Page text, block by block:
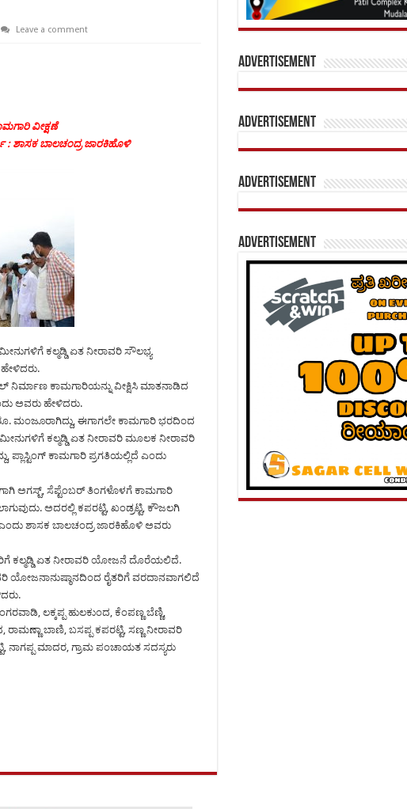
Leave a comment
ವೀಕ್ಷಣೆ
: ಶಾಸಕ ಬಾಲಚಂದ್ರ ಜಾರಕಿಹೊಳಿ
ಕಲ್ಮಡ್ಡಿ ಏತ ನೀರಾವರಿ ಸೌಲಭ್ಯ
ನಿರ್ಮಾಣ ಕಾಮಗಾರಿಯನ್ನು ವೀಕ್ಷಿಸಿ ಮಾತನಾಡಿದ
ಅವರು ಹೇಳಿದರು.
ಮಂಜೂರಾಗಿದ್ದು, ಈಗಾಗಲೇ ಕಾಮಗಾರಿ ಭರದಿಂದ
ಕಲ್ಮಡ್ಡಿ ಏತ ನೀರಾವರಿ ಮೂಲಕ ನೀರಾವರಿ
ಕಾಮಗಾರಿ ಪ್ರಗತಿಯಲ್ಲಿದೆ ಎಂದು
ಅಗಸ್ಟ್, ಸೆಪ್ಟೆಂಬರ್ ತಿಂಗಳೊಳಗೆ ಕಾಮಗಾರಿ
ಅದರಲ್ಲಿ ಕಪರಟ್ಟಿ, ಖಂಡ್ರಟ್ಟಿ, ಕೌಜಲಗಿ
ಎಂದು ಶಾಸಕ ಬಾಲಚಂದ್ರ ಜಾರಕಿಹೊಳಿ ಅವರು
ಕಲ್ಮಡ್ಡಿ ಏತ ನೀರಾವರಿ ಯೋಜನೆ ದೊರೆಯಲಿದೆ.
ಯೋಜನಾನುಷ್ಠಾನದಿಂದ ರೈತರಿಗೆ ವರದಾನವಾಗಲಿದೆ
ಲಕ್ಕಪ್ಪ ಹುಲಕುಂದ, ಕೆಂಪಣ್ಣ ಬೆಣ್ಣಿ,
ಬಾಣಿ, ಬಸಪ್ಪ ಕಪರಟ್ಟಿ, ಸಣ್ಣ ನೀರಾವರಿ
ನಾಗಪ್ಪ ಮಾದರ, ಗ್ರಾಮ ಪಂಚಾಯತ ಸದಸ್ಯರು
Advertisement
Advertisement
Advertisement
Advertisement